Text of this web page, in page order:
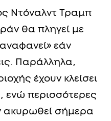
Ντόναλντ Τραμπ
θα πληγεί με
εάν
Παράλληλα,
έχουν κλείσει
ενώ περισσότερες
ακυρωθεί σήμερα